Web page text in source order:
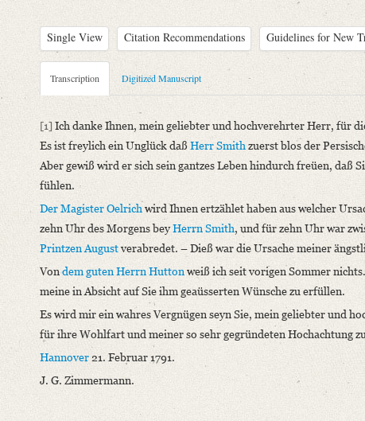
Single View Citation Recommendations Guidelines for New
Metadata Concerning Header
Sender: Johann Georg Zimmermann
Recipient: August Wilhelm von Schlegel
Place of Dispatch: Hannover
Place of Destination: Göttingen
Date: 21.02.1791
Notations: Empfangsort erschlossen.
Manuscript
Provider: Dresden, Sächsische Landesbibliothek - Staats- und
OAI Id: DE-1a-34336
Classification Number: Mscr.Dresd.e.90,XIX,Bd.29,Nr.86
Number of Pages: 2S., hs. m. U.
Format: 23,4 x 19,1 cm
Incipit: „[1] Ich danke Ihnen, mein geliebter und
Language
German
Transcription Digitized Manuscript
[1]Ich danke Ihnen, mein geliebter und hochverehrter Herr, für
Es ist freylich ein Unglück daßHerr Smith zuerst blos der
Aber gewiß wird er sich sein gantzes Leben hindurch freüen, daß
fühlen.
Der Magister Oelrich wird Ihnen ertzählet haben aus welcher
zehn Uhr des Morgens beyHerrn Smith, und für zehn Uhr war
Printzen Augustverabredet. – Dieß war die Ursache meiner
Vondem guten Herrn Huttonweiß ich seit vorigen Sommer
meine in Absicht auf Sie ihm geaüsserten Wünsche zu erfüllen.
Es wird mir ein wahres Vergnügen seyn Sie, mein geliebter und
für ihre Wohlfart und meiner so sehr gegründeten Hochachtung
Hannover 21. Februar 1791.
J. G. Zimmermann.